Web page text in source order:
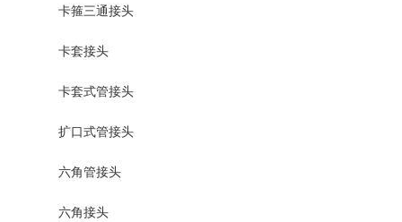
卡箍三通接头
卡套接头
卡套式管接头
扩口式管接头
六角管接头
六角接头